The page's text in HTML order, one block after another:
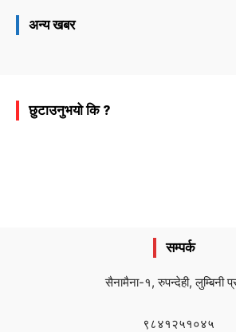
अन्य खबर
छुटाउनुभयो कि ?
सम्पर्क
सैनामैना-१, रुपन्देही, लुम्बिनी
९८४१२५१०४५